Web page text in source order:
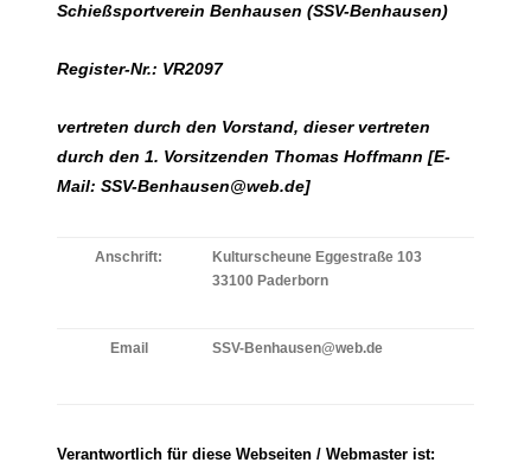
Schießsportverein Benhausen (SSV-Benhausen)
Register-Nr.: VR2097
vertreten durch den Vorstand, dieser vertreten
durch den 1. Vorsitzenden Thomas Hoffmann [E-
Mail: SSV-Benhausen@web.de]
Anschrift:
Kulturscheune Eggestraße 103
33100 Paderborn
Email SSV-Benhausen@web.de
Verantwortlich für diese Webseiten / Webmaster ist: